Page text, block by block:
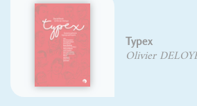
Typex
Olivier